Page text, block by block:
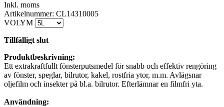
Inkl. moms
Artikelnummer: CL14310005
VOLYM
Tillfälligt slut
Produktbeskrivning:
Ett extrakraftfullt fönsterputsmedel för snabb och effektiv rengöring
av fönster, speglar, bilrutor, kakel, rostfria ytor, m.m. Avlägsnar
oljefilm och insekter på bl.a. bilrutor. Efterlämnar en filmfri yta.
Användning: